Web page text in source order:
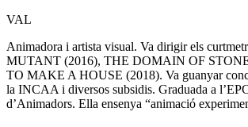
VAL
Animadora i artista visual. Va dirigir els
MUTANT (2016), THE DOMAIN OF
TO MAKE A HOUSE (2018). Va guanyar
la INCAA i diversos subsidis. Graduada a
d’Animadors. Ella ensenya “animació